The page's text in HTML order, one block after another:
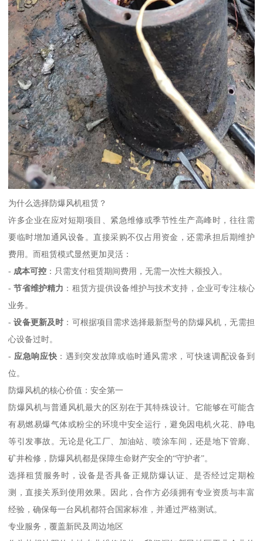
为什么选择防爆风机租赁？
许多企业在应对短期项目、紧急维修或季节性生产高峰时，往往需
要临时增加通风设备。直接采购不仅占用资金，还需承担后期维护
费用。而租赁模式显然更加灵活：
- 成本可控 ：只需支付租赁期间费用，无需一次性大额投入。
-节省维护精力 ：租赁方提供设备维护与技术支持，企业可专注核心
业务。
-设备更新及时 ：可根据项目需求选择最新型号的防爆风机，无需担
心设备过时。
- 应急响应快 ：遇到突发故障或临时通风需求，可快速调配设备到
位。
防爆风机的核心价值：安全第一
防爆风机与普通风机最大的区别在于其特殊设计。它能够在可能含
有易燃易爆气体或粉尘的环境中安全运行，避免因电机火花、静电
等引发事故。无论是化工厂、加油站、喷涂车间，还是地下管廊、
矿井检修，防爆风机都是保障生命财产安全的“守护者”。
选择租赁服务时，设备是否具备正规防爆认证、是否经过定期检
测，直接关系到使用效果。因此，合作方必须拥有专业资质与丰富
经验，确保每一台风机都符合国家标准，并通过严格测试。
专业服务，覆盖新民及周边地区